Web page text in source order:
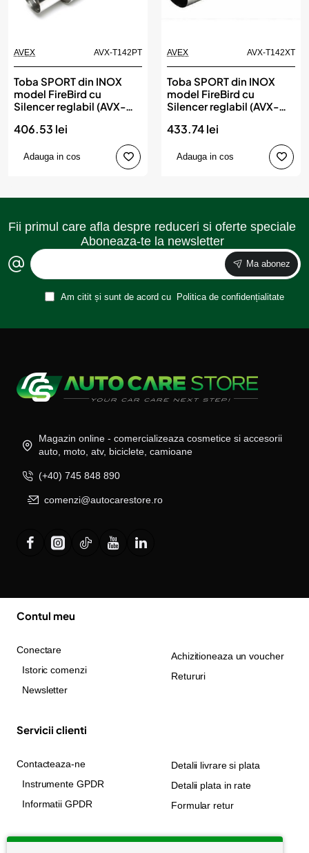
AVEX AVX-T142PT
Toba SPORT din INOX
model FireBird cu
Silencer reglabil (AVX-
406.53 lei
Adauga in cos
AVEX AVX-T142XT
Toba SPORT din INOX
model FireBird cu
Silencer reglabil (AVX-
433.74 lei
Adauga in cos
Fii primul care afla despre reduceri si oferte speciale
Aboneaza-te la newsletter
Ma abonez
Am citit și sunt de acord cu Politica de confidențialitate
Magazin online - comercializeaza cosmetice si accesorii
auto, moto, atv, biciclete, camioane
(+40) 745 848 890
comenzi@autocarestore.ro
Contul meu
Conectare
Istoric comenzi
Newsletter
Achizitioneaza un voucher
Retururi
Servicii clienti
Contacteaza-ne
Instrumente GPDR
Informatii GPDR
Detalii livrare si plata
Detalii plata in rate
Formular retur